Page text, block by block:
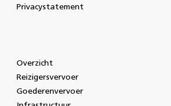
Privacystatement
Overzicht
Reizigersvervoer
Goederenvervoer